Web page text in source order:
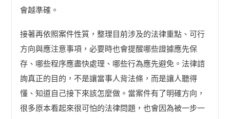
會越準確。
接著再依照案件性質，整理目前涉及的法律重點、可行
方向與應注意事項，必要時也會提醒哪些證據應先保
存、哪些程序應盡快處理、哪些行為應先避免。法律諮
詢真正的目的，不是讓當事人背法條，而是讓人聽得
懂、知道自己接下來該怎麼做。當案件有了明確方向，
很多原本看起來很可怕的法律問題，也會因為被一步一